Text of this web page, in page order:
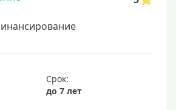
Срок:
до 7 лет